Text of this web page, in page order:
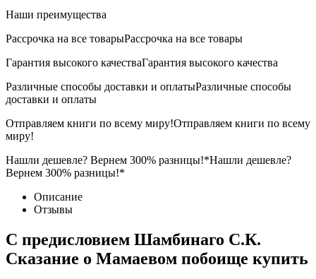
Наши преимущества
Рассрочка на все товарыРассрочка на все товары
Гарантия высокого качестваГарантия высокого качества
Различные способы доставки и оплатыРазличные способы
доставки и оплаты
Отправляем книги по всему миру!Отправляем книги по всему
миру!
Нашли дешевле? Вернем 300% разницы!*Нашли дешевле?
Вернем 300% разницы!*
Описание
Отзывы
С предисловием Шамбинаго С.К.
Сказание о Мамаевом побоище купить